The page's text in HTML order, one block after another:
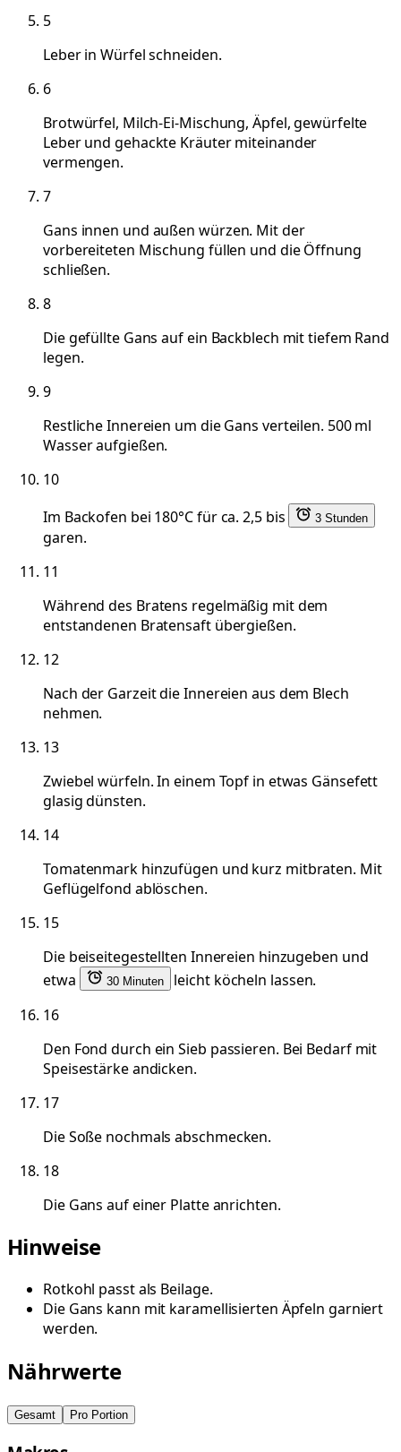
5
Leber in Würfel schneiden.
6
Brotwürfel, Milch-Ei-Mischung, Äpfel, gewürfelte
Leber und gehackte Kräuter miteinander
vermengen.
7
Gans innen und außen würzen. Mit der
vorbereiteten Mischung füllen und die Öffnung
schließen.
8
Die gefüllte Gans auf ein Backblech mit tiefem Rand
legen.
9
Restliche Innereien um die Gans verteilen. 500 ml
Wasser aufgießen.
10
Im Backofen bei 180°C für ca. 2,5 bis
3 Stunden
garen.
11
Während des Bratens regelmäßig mit dem
entstandenen Bratensaft übergießen.
12
Nach der Garzeit die Innereien aus dem Blech
nehmen.
13
Zwiebel würfeln. In einem Topf in etwas Gänsefett
glasig dünsten.
14
Tomatenmark hinzufügen und kurz mitbraten. Mit
Geflügelfond ablöschen.
15
Die beiseitegestellten Innereien hinzugeben und
etwa
30 Minuten
leicht köcheln lassen.
16
Den Fond durch ein Sieb passieren. Bei Bedarf mit
Speisestärke andicken.
17
Die Soße nochmals abschmecken.
18
Die Gans auf einer Platte anrichten.
Hinweise
Rotkohl passt als Beilage.
Die Gans kann mit karamellisierten Äpfeln garniert
werden.
Nährwerte
Gesamt Pro Portion